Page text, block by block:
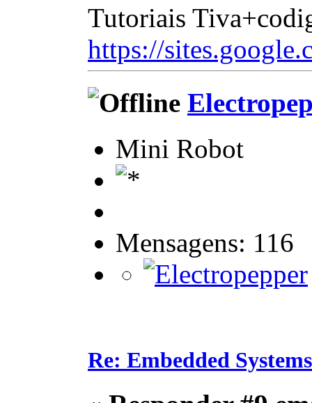
Tutoriais
https://
Mini Robot
Mensagens: 116
Re: Embedded